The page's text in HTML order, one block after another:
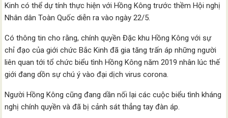
Kinh có thể dự tính thực hiện với Hồng Kông trước thềm Hội nghị
Nhân dân Toàn Quốc diễn ra vào ngày 22/5.
Có thông tin cho rằng, chính quyền Đặc khu Hồng Kông với sự
chỉ đạo của giới chức Bắc Kinh đã gia tăng trấn áp những người
liên quan tới tổ chức biểu tình Hồng Kông năm 2019 nhân lúc thế
giới đang dồn sự chú ý vào đại dịch virus corona.
Người Hồng Kông cũng đang dần nối lại các cuộc biểu tình kháng
nghị chính quyền và đã bị cảnh sát thẳng tay đàn áp.